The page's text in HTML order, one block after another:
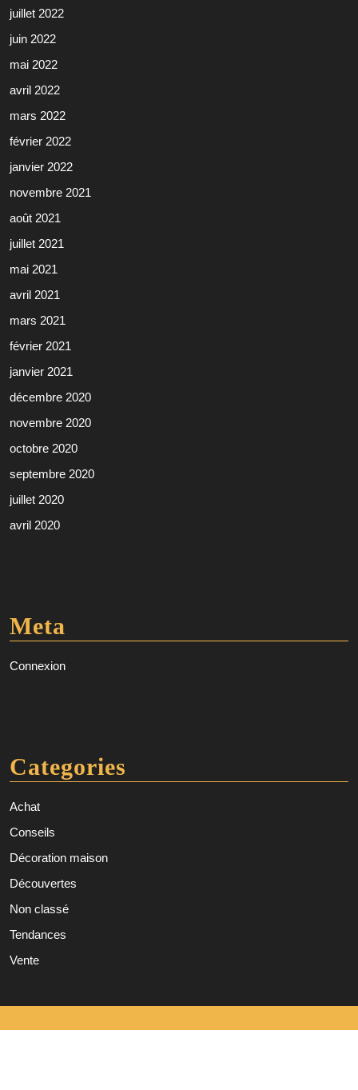
juillet 2022
juin 2022
mai 2022
avril 2022
mars 2022
février 2022
janvier 2022
novembre 2021
août 2021
juillet 2021
mai 2021
avril 2021
mars 2021
février 2021
janvier 2021
décembre 2020
novembre 2020
octobre 2020
septembre 2020
juillet 2020
avril 2020
Meta
Connexion
Categories
Achat
Conseils
Décoration maison
Découvertes
Non classé
Tendances
Vente